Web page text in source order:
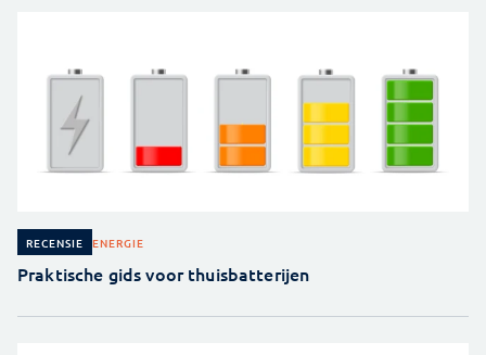
RECENSIE ENERGIE
Praktische gids voor thuisbatterijen